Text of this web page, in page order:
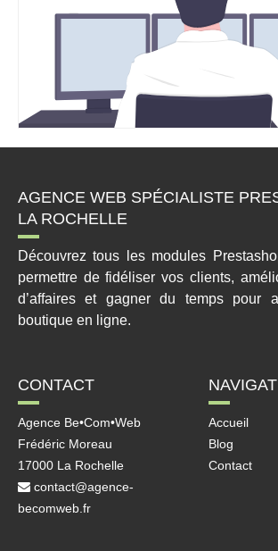
AGENCE WEB SPÉCIALISTE
LA ROCHELLE
Découvrez tous les modules
permettre de fidéliser vos clients,
d’affaires et gagner du temps pour
boutique en ligne.
CONTACT
Agence Be•Com•Web
Frédéric Moreau
17000 La Rochelle
contact@agence-
becomweb.fr
Accueil
Blog
Contact